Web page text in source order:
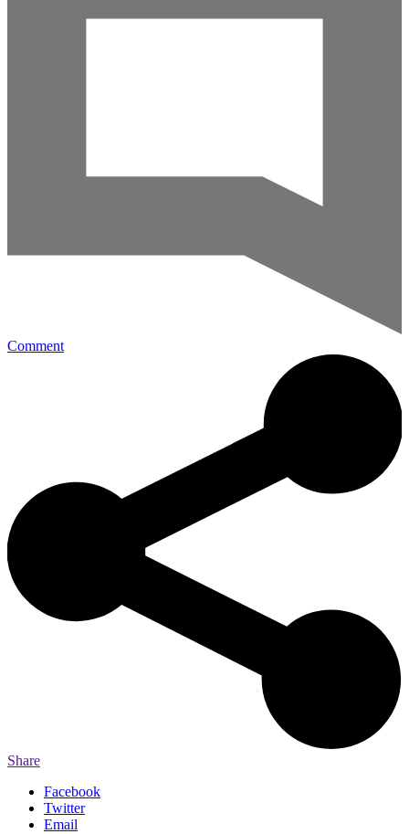
Comment
Share
Facebook
Twitter
Email